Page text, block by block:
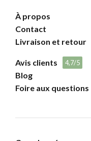
À propos
Contact
Livraison et retour
Avis clients 4,7/5
Blog
Foire aux questions